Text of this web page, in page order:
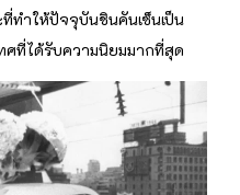
ำให้ปัจจุบันชินคันเซ็นเป็น
ศที่ได้รับความนิยมมากที่สุด